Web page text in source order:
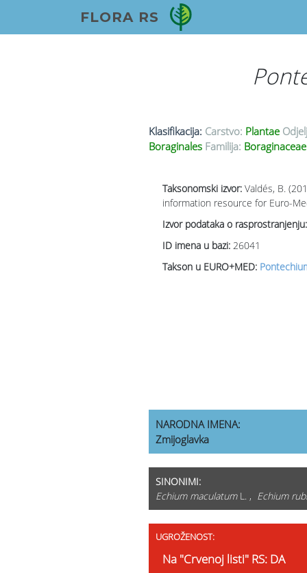
FLORA RS
Klasifikacija: Carstvo: Plantae
Boraginales Familija:
Taksonomski izvor: Valdés, B.
information resource for Euro-
Izvor podataka o rasprostranjenju:
ID imena u bazi: 26041
Takson u EURO+MED:
NARODNA IMENA:
Zmijoglavka
SINONIMI:
Echium maculatumL. , Echium
UGROŽENOST:
Na "Crvenoj listi" RS: DA